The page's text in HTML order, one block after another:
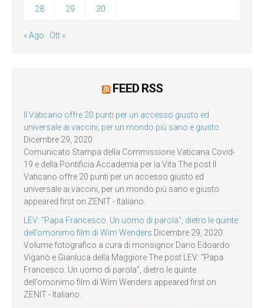
28 29 30
« Ago Ott »
FEED RSS
Il Vaticano offre 20 punti per un accesso giusto ed
universale ai vaccini, per un mondo più sano e giusto
Dicembre 29, 2020
Comunicato Stampa della Commissione Vaticana Covid-
19 e della Pontificia Accademia per la Vita The post Il
Vaticano offre 20 punti per un accesso giusto ed
universale ai vaccini, per un mondo più sano e giusto
appeared first on ZENIT - Italiano.
LEV: “Papa Francesco. Un uomo di parola”, dietro le quinte
dell’omonimo film di Wim Wenders Dicembre 29, 2020
Volume fotografico a cura di monsignor Dario Edoardo
Viganò e Gianluca della Maggiore The post LEV: “Papa
Francesco. Un uomo di parola”, dietro le quinte
dell’omonimo film di Wim Wenders appeared first on
ZENIT - Italiano.